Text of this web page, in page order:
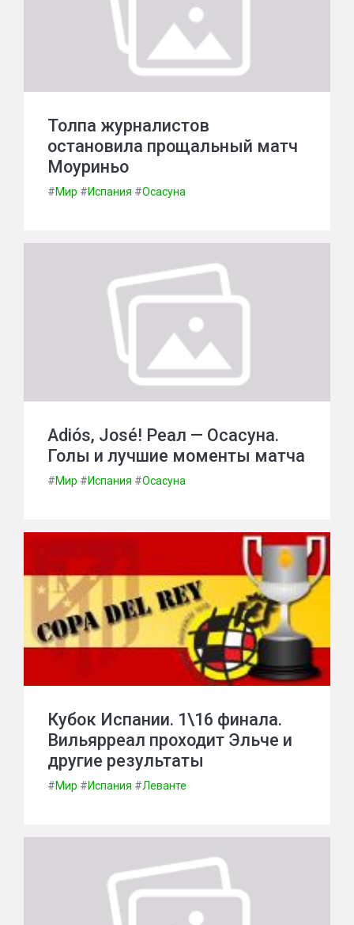
Толпа журналистов
остановила прощальный матч
Моуриньо
#Мир #Испания #Осасуна
Adiós, José! Реал — Осасуна.
Голы и лучшие моменты матча
#Мир #Испания #Осасуна
Кубок Испании. 1\16 финала.
Вильярреал проходит Эльче и
другие результаты
#Мир #Испания #Леванте